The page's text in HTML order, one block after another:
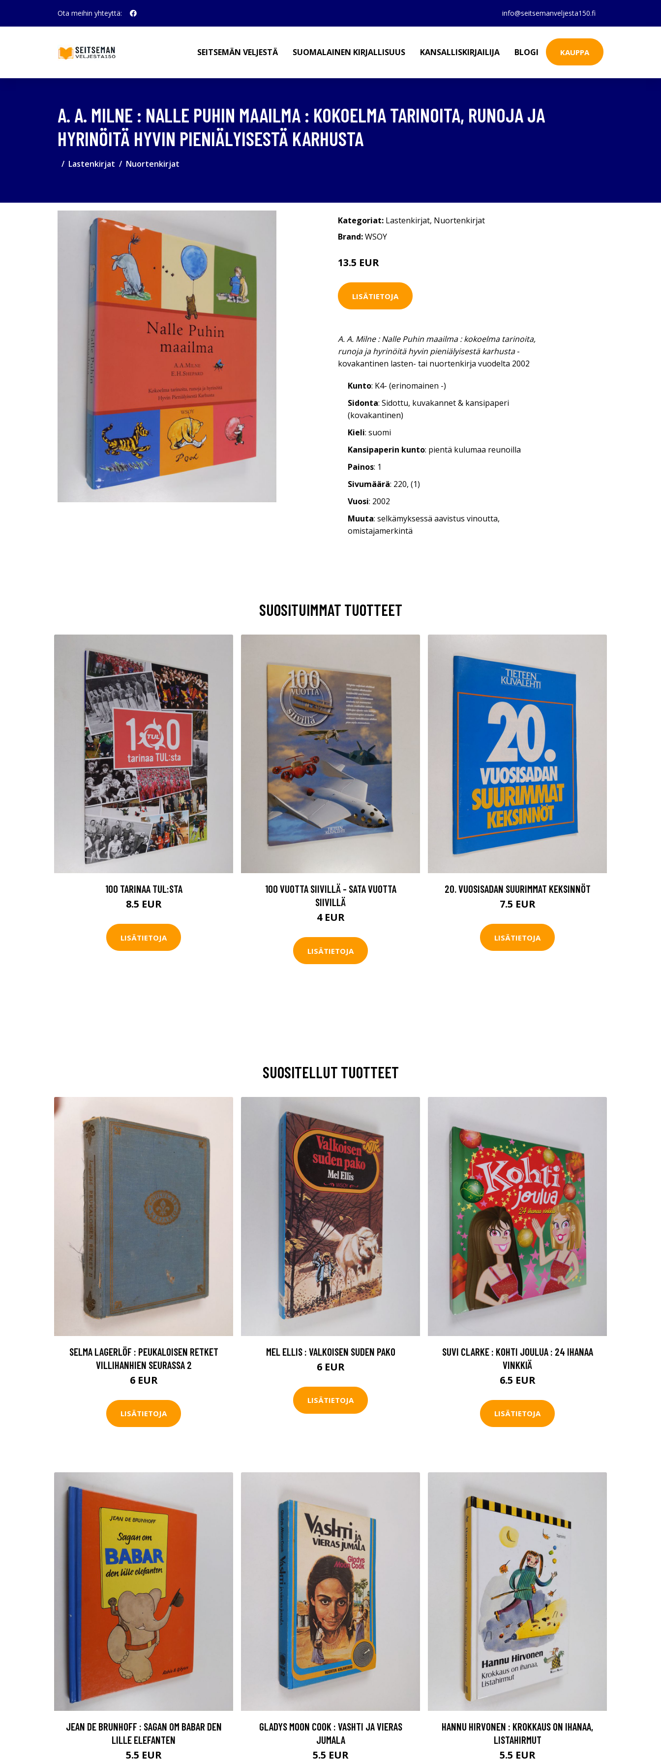
Ota meihin yhteyttä: info@seitsemanveljesta150.fi
SEITSEMÄN VELJESTÄ SUOMALAINEN KIRJALLISUUS KANSALLISKIRJAILIJA BLOGI KAUPPA
A. A. MILNE : NALLE PUHIN MAAILMA : KOKOELMA TARINOITA, RUNOJA JA
HYRINÖITÄ HYVIN PIENIÄLYISESTÄ KARHUSTA
Lastenkirjat Nuortenkirjat
Kategoriat: Lastenkirjat, Nuortenkirjat
Brand:WSOY
13.5 EUR
LISÄTIETOJA
A. A. Milne : Nalle Puhin maailma : kokoelma tarinoita,
runoja ja hyrinöitä hyvin pieniälyisestä karhusta-
kovakantinen lasten- tai nuortenkirja vuodelta 2002
Kunto: K4- (erinomainen -)
Sidonta: Sidottu, kuvakannet & kansipaperi
(kovakantinen)
Kieli: suomi
Kansipaperin kunto: pientä kulumaa reunoilla
Painos: 1
Sivumäärä: 220, (1)
Vuosi: 2002
Muuta: selkämyksessä aavistus vinoutta,
omistajamerkintä
SUOSITUIMMAT TUOTTEET
100 TARINAA TUL:STA
8.5 EUR
LISÄTIETOJA
100 VUOTTA SIIVILLÄ - SATA VUOTTA
SIIVILLÄ
4 EUR
LISÄTIETOJA
20. VUOSISADAN SUURIMMAT KEKSINNÖT
7.5 EUR
LISÄTIETOJA
SUOSITELLUT TUOTTEET
SELMA LAGERLÖF : PEUKALOISEN RETKET
VILLIHANHIEN SEURASSA 2
6 EUR
LISÄTIETOJA
MEL ELLIS : VALKOISEN SUDEN PAKO
6 EUR
LISÄTIETOJA
SUVI CLARKE : KOHTI JOULUA : 24 IHANAA
VINKKIÄ
6.5 EUR
LISÄTIETOJA
JEAN DE BRUNHOFF : SAGAN OM BABAR DEN
LILLE ELEFANTEN
5.5 EUR
GLADYS MOON COOK : VASHTI JA VIERAS
JUMALA
5.5 EUR
HANNU HIRVONEN : KROKKAUS ON IHANAA,
LISTAHIRMUT
5.5 EUR